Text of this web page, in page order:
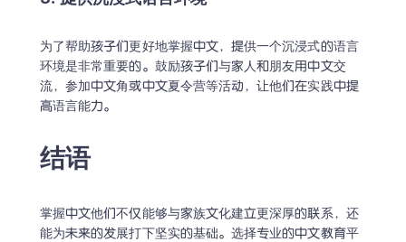
为了帮助孩子们更好地掌握中文，提供一个沉浸式的语言
环境是非常重要的。鼓励孩子们与家人和朋友用中文交
流，参加中文角或中文夏令营等活动，让他们在实践中提
高语言能力。
结语
掌握中文他们不仅能够与家族文化建立更深厚的联系，还
能为未来的发展打下坚实的基础。选择专业的中文教育平